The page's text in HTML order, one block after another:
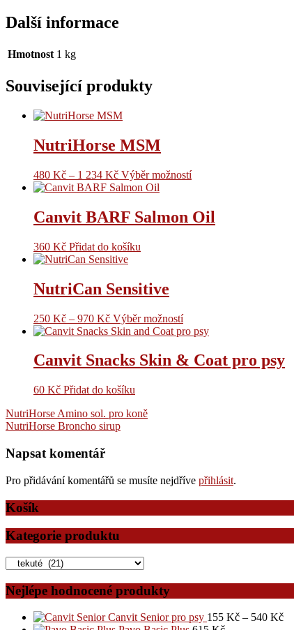
Další informace
Hmotnost 1 kg
Související produkty
NutriHorse MSM
480 Kč – 1 234 Kč Výběr možností
Canvit BARF Salmon Oil
360 Kč Přidat do košíku
NutriCan Sensitive
250 Kč – 970 Kč Výběr možností
Canvit Snacks Skin & Coat pro psy
60 Kč Přidat do košíku
Navigace
pro
příspěvek
NutriHorse Amino sol. pro koně
NutriHorse Broncho sirup
Napsat komentář
Pro přidávání komentářů se musíte nejdříve přihlásit.
Košík
Kategorie produktu
Nejlépe hodnocené produkty
Canvit Senior pro psy 155 Kč – 540 Kč